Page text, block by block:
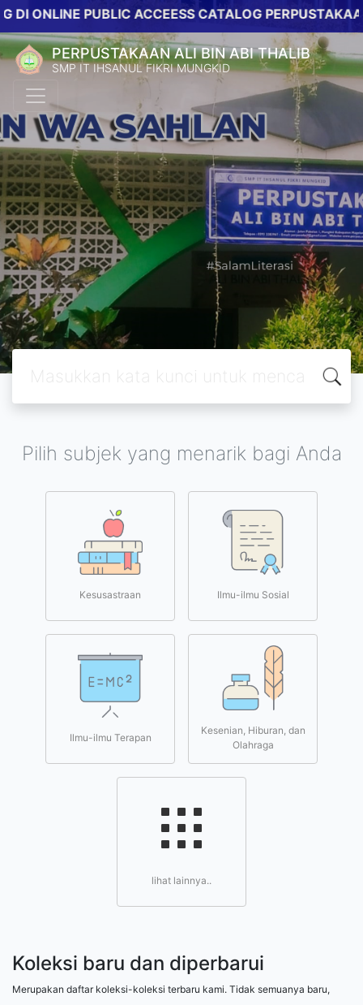
ONLINE PUBLIC ACCEESS CATALOG PERPUSTAKAAN
PERPUSTAKAAN ALI BIN ABI THALIB
SMP IT IHSANUL FIKRI MUNGKID
Pilih subjek yang menarik bagi Anda
Kesusastraan Ilmu-ilmu Sosial
Ilmu-ilmu Terapan
Kesenian, Hiburan, dan
Olahraga
lihat lainnya..
Koleksi baru dan diperbarui
Merupakan daftar koleksi-koleksi terbaru kami. Tidak semuanya baru,